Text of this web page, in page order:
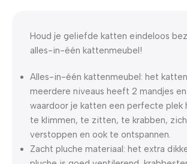
Houd je geliefde katten eindeloos
alles-in-één kattenmeubel!
Alles-in-één kattenmeubel: het
meerdere niveaus heeft 2 mandjes
waardoor je katten een perfecte plek
te klimmen, te zitten, te krabben,
verstoppen en ook te ontspannen.
Zacht pluche materiaal: het extra